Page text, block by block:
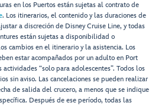
en los Puertos están sujetas al contrato de
. Los itinerarios, el contenido y las duraciones de
a discreción de Disney Cruise Line, y todas
están sujetas a disponibilidad o
cambios en el itinerario y la asistencia. Los
estar acompañados por un adulto en Port
“solo para adolescentes”. Todos los
sin aviso. Las cancelaciones se pueden realizar
de salida del crucero, a menos que se indique
Después de ese período, todas las